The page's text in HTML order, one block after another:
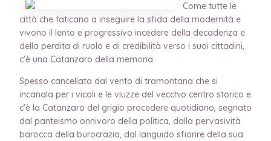
Come tutte le
città che faticano a inseguire la sfida della modernità e
vivono il lento e progressivo incedere della decadenza e
della perdita di ruolo e di credibilità verso i suoi cittadini,
c’è una Catanzaro della memoria.
Spesso cancellata dal vento di tramontana che si
incanala per i vicoli e le viuzze del vecchio centro storico e
c’è la Catanzaro del grigio procedere quotidiano, segnato
dal panteismo onnivoro della politica, dalla pervasività
barocca della burocrazia, dal languido sfiorire della sua